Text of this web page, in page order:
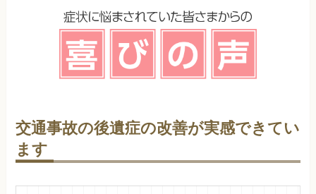
交通事故の後遺症の改善が実感できてい
ます